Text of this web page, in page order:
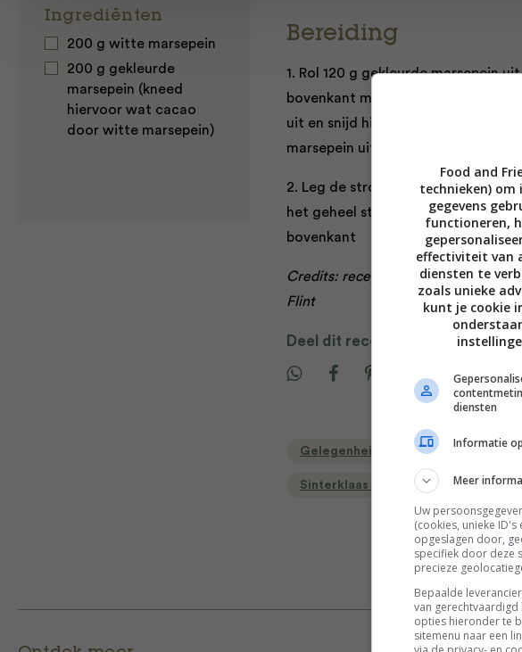
Ingrediënten
200 g witte marsepein
200 g gekleurde
marsepein (kneed
hiervoor wat cacao
door witte marsepein)
Bereiding
1. Rol 120 g gekleurde marsepein
bovenkant met een kwastje licht
uit en snijd hiervan 7 dikke stroken
marsepein uit en snijd hiervan 6
2. Leg de stroken om en om op de
het geheel stevig op. Rol de rest
bovenkant
Credits: recepten Cees Holtkamp –
Flint
Deel dit recept
Gelegenheid Kinderrecepten
Sinterklaas recepten
Food and
technieken)
gegevens
functioneren,
effectiviteit van
diensten te
zoals unieke
kunt je cookie
diensten
Informatie
Meer
Uw
(cookies, unieke
opgeslagen door,
specifiek door deze
precieze
Bepaalde
van
opties hieronder te
sitemenu naar een